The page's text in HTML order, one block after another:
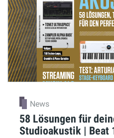
News
58 Lösungen für
Studioakustik | Beat